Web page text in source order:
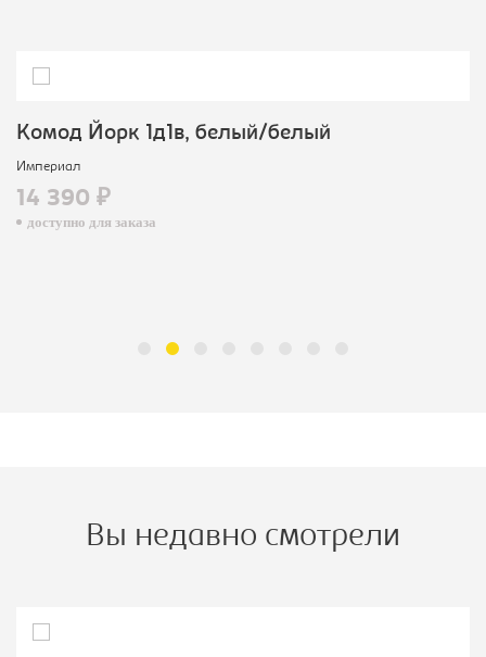
Комод Йорк 1д1в, белый/белый
Империал
14 390 ₽
доступно для заказа
Вы недавно смотрели